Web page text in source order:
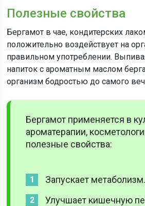
Полезные свойства
Бергамот в чае, кондитерских
положительно воздействует на
правильном употреблении.
напиток с ароматным маслом
организм бодростью до самого
Бергамот применяется в
ароматерапии,
полезные свойства:
Запускает метаболизм.
Улучшает кишечную